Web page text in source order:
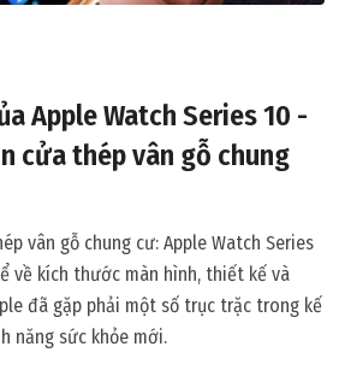
Apple Watch Series 10 -
cửa thép vân gỗ chung
vân gỗ chung cư: Apple Watch Series
về kích thước màn hình, thiết kế và
đã gặp phải một số trục trặc trong kế
năng sức khỏe mới.